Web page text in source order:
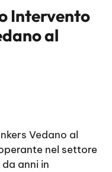
Intervento
al
Vedano al
nel settore
anni in